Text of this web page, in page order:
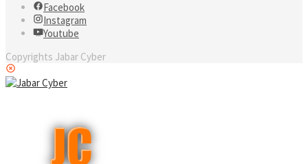
Facebook
Instagram
Youtube
Copyrights Jabar Cyber